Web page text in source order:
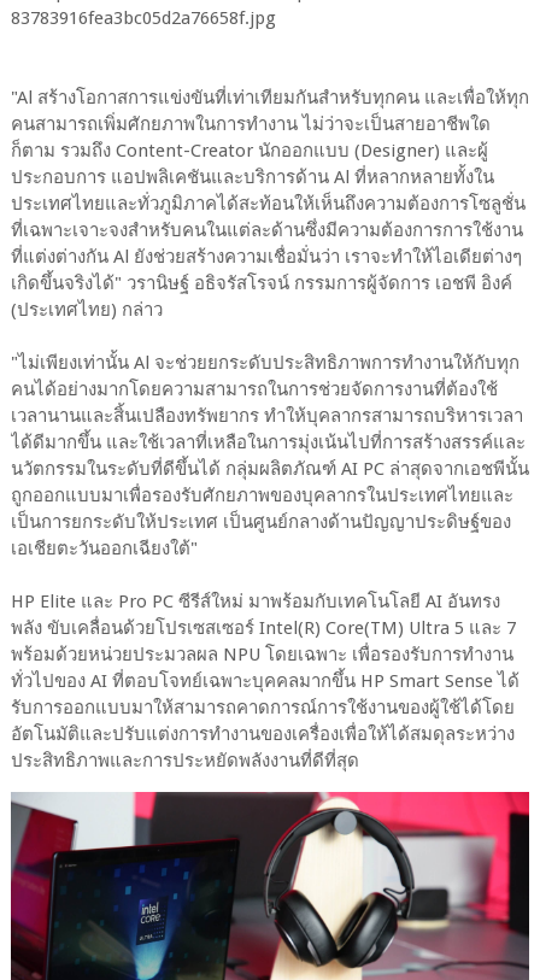
"Al สร้างโอกาสการแข่งขันที่เท่าเทียมกันสำหรับทุกคน และเพื่อให้ทุก
คนสามารถเพิ่มศักยภาพในการทำงาน ไม่ว่าจะเป็นสายอาชีพใด
ก็ตาม รวมถึง Content-Creator นักออกแบบ (Designer) และผู้
ประกอบการ แอปพลิเคชันและบริการด้าน Al ที่หลากหลายทั้งใน
ประเทศไทยและทั่วภูมิภาคได้สะท้อนให้เห็นถึงความต้องการโซลูชั่น
ที่เฉพาะเจาะจงสำหรับคนในแต่ละด้านซึ่งมีความต้องการการใช้งาน
ที่แต่งต่างกัน Al ยังช่วยสร้างความเชื่อมั่นว่า เราจะทำให้ไอเดียต่างๆ
เกิดขึ้นจริงได้" วรานิษฐ์ อธิจรัสโรจน์ กรรมการผู้จัดการ เอชพี อิงค์
(ประเทศไทย) กล่าว
"ไม่เพียงเท่านั้น Al จะช่วยยกระดับประสิทธิภาพการทำงานให้กับทุก
คนได้อย่างมากโดยความสามารถในการช่วยจัดการงานที่ต้องใช้
เวลานานและสิ้นเปลืองทรัพยากร ทำให้บุคลากรสามารถบริหารเวลา
ได้ดีมากขึ้น และใช้เวลาที่เหลือในการมุ่งเน้นไปที่การสร้างสรรค์และ
นวัตกรรมในระดับที่ดีขึ้นได้ กลุ่มผลิตภัณฑ์ AI PC ล่าสุดจากเอชพีนั้น
ถูกออกแบบมาเพื่อรองรับศักยภาพของบุคลากรในประเทศไทยและ
เป็นการยกระดับให้ประเทศ เป็นศูนย์กลางด้านปัญญาประดิษฐ์ของ
เอเชียตะวันออกเฉียงใต้"
HP Elite และ Pro PC ซีรีส์ใหม่ มาพร้อมกับเทคโนโลยี AI อันทรง
พลัง ขับเคลื่อนด้วยโปรเซสเซอร์ Intel(R) Core(TM) Ultra 5 และ 7
พร้อมด้วยหน่วยประมวลผล NPU โดยเฉพาะ เพื่อรองรับการทำงาน
ทั่วไปของ AI ที่ตอบโจทย์เฉพาะบุคคลมากขึ้น HP Smart Sense ได้
รับการออกแบบมาให้สามารถคาดการณ์การใช้งานของผู้ใช้ได้โดย
อัตโนมัติและปรับแต่งการทำงานของเครื่องเพื่อให้ได้สมดุลระหว่าง
ประสิทธิภาพและการประหยัดพลังงานที่ดีที่สุด